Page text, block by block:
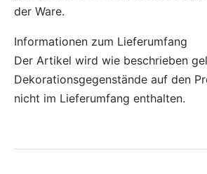
der Ware.
Informationen zum Lieferumfang
Der Artikel wird wie beschrieben
Dekorationsgegenstände auf den
nicht im Lieferumfang enthalten.